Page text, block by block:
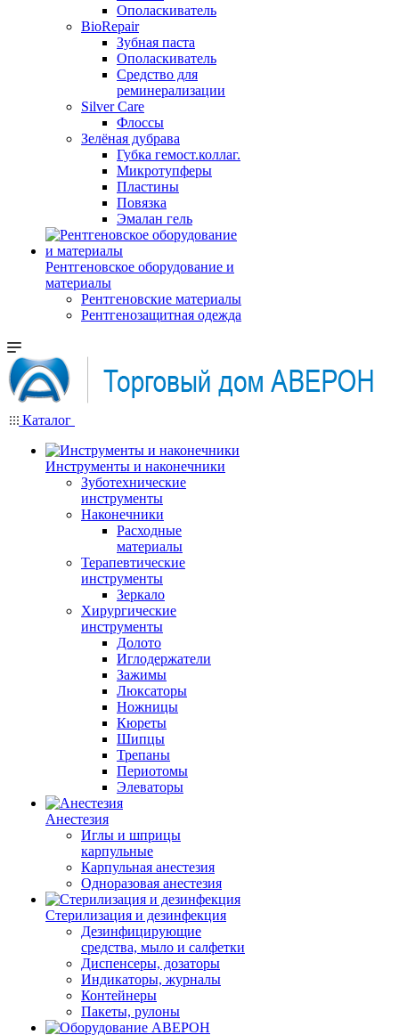
Ополаскиватель
BioRepair
Зубная паста
Ополаскиватель
Средство для
реминерализации
Silver Care
Флоссы
Зелёная дубрава
Губка гемост.коллаг.
Микротупферы
Пластины
Повязка
Эмалан гель
Рентгеновское оборудование и
материалы
Рентгеновские материалы
Рентгенозащитная одежда
Каталог
Инструменты и наконечники
Зуботехнические
инструменты
Наконечники
Расходные
материалы
Терапевтические
инструменты
Зеркало
Хирургические
инструменты
Долото
Иглодержатели
Зажимы
Люксаторы
Ножницы
Кюреты
Шипцы
Трепаны
Периотомы
Элеваторы
Анестезия
Иглы и шприцы
карпульные
Карпульная анестезия
Одноразовая анестезия
Стерилизация и дезинфекция
Дезинфицирующие
средства, мыло и салфетки
Диспенсеры, дозаторы
Индикаторы, журналы
Контейнеры
Пакеты, рулоны